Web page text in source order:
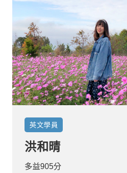
師資陣容
學員故事
免費資源
企業客戶
就業輔導
部落格
英文學員
洪和晴
多益905分